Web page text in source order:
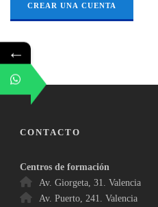
CONTACTO
Centros de formación
Av. Giorgeta, 31. Valencia
Av. Puerto, 241. Valencia
←